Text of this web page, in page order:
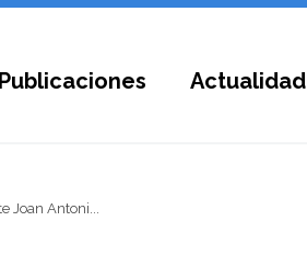
Publicaciones Actualidad
Joan Antoni...